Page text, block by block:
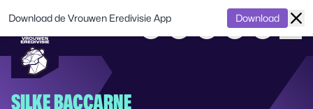
SILKE BACCARNE
Download de Vrouwen Eredivisie App Download